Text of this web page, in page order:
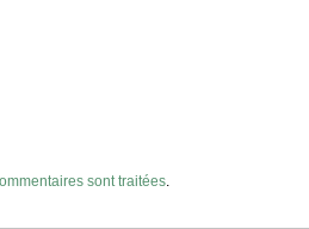
sont traitées